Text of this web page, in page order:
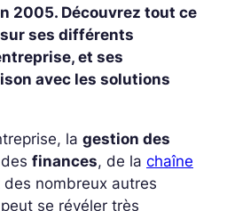
2005. Découvrez tout ce
ses différents
et ses
avec les solutions
la gestion des
finances, de la chaîne
des nombreux autres
se révéler très